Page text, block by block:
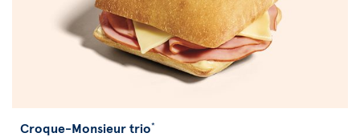
Croque-Monsieur trio*